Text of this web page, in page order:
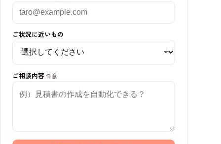
ご状況に近いもの
ご相談内容 任意